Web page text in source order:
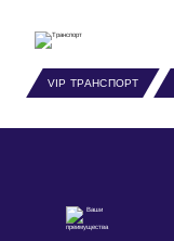
VIP ТРАНСПОРТ